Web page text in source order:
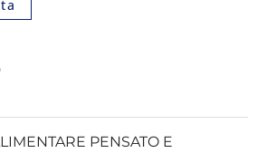
PENSATO E